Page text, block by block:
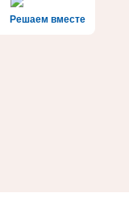
Решаем вместе